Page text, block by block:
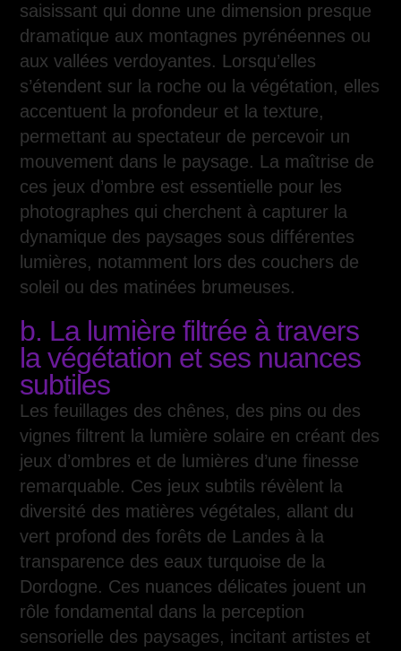
saisissant qui donne une dimension presque
dramatique aux montagnes pyrénéennes ou
aux vallées verdoyantes. Lorsqu’elles
s’étendent sur la roche ou la végétation, elles
accentuent la profondeur et la texture,
permettant au spectateur de percevoir un
mouvement dans le paysage. La maîtrise de
ces jeux d’ombre est essentielle pour les
photographes qui cherchent à capturer la
dynamique des paysages sous différentes
lumières, notamment lors des couchers de
soleil ou des matinées brumeuses.
b. La lumière filtrée à travers
la végétation et ses nuances
subtiles
Les feuillages des chênes, des pins ou des
vignes filtrent la lumière solaire en créant des
jeux d’ombres et de lumières d’une finesse
remarquable. Ces jeux subtils révèlent la
diversité des matières végétales, allant du
vert profond des forêts de Landes à la
transparence des eaux turquoise de la
Dordogne. Ces nuances délicates jouent un
rôle fondamental dans la perception
sensorielle des paysages, incitant artistes et